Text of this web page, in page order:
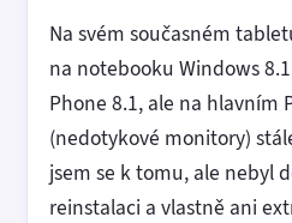
Na svém současném
na notebooku Windows
Phone 8.1, ale na hlavním
(nedotykové monitory)
jsem se k tomu, ale nebyl
reinstalaci a vlastně ani